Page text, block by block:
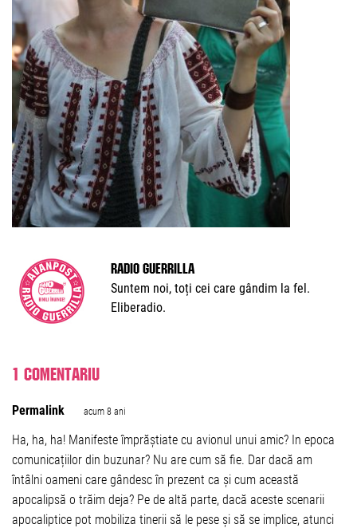
Radio Guerrilla
Suntem noi, toți cei care gândim la fel.
Eliberadio.
1 comentariu
Permalink acum 8 ani
Ha, ha, ha! Manifeste împrăștiate cu avionul unui amic? In epoca
comunicațiilor din buzunar? Nu are cum să fie. Dar dacă am
întâlni oameni care gândesc în prezent ca și cum această
apocalipsă o trăim deja? Pe de altă parte, dacă aceste scenarii
apocaliptice pot mobiliza tinerii să le pese și să se implice, atunci